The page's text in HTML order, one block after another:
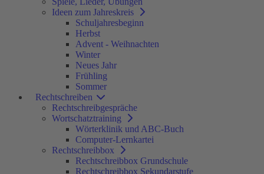
Ideen zum Jahreskreis
Schuljahresbeginn
Herbst
Advent - Weihnachten
Winter
Neues Jahr
Frühling
Sommer
Rechtschreiben
Rechtschreibgespräche
Wortschatztraining
Wörterklinik und ABC-Buch
Computer-Lernkartei
Rechtschreibbox
Rechtschreibbox Grundschule
Rechtschreibbox Sekundarstufe